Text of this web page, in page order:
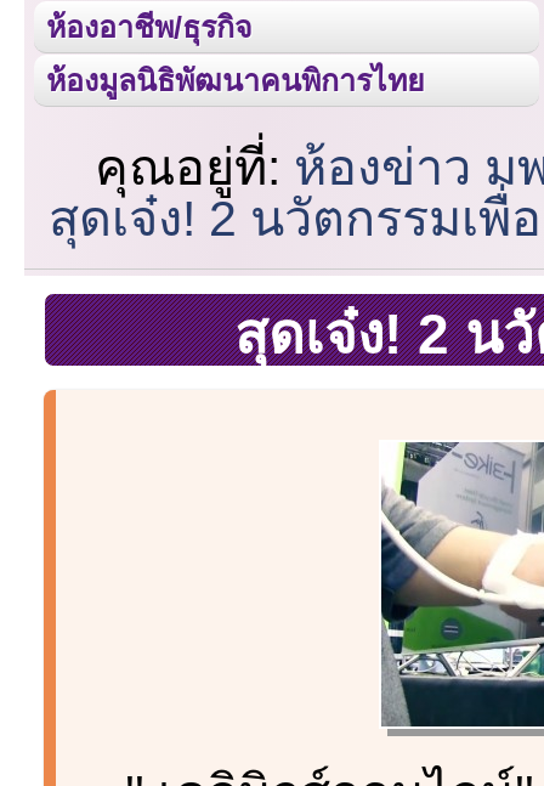
ห้องอาชีพ/ธุรกิจ
ห้องมูลนิธิพัฒนาคนพิการไทย
คุณอยู่ที่: ห้องข่าว ม
สุดเจ๋ง! 2 นวัตกรรมเพื่
สุดเจ๋ง! 2 น